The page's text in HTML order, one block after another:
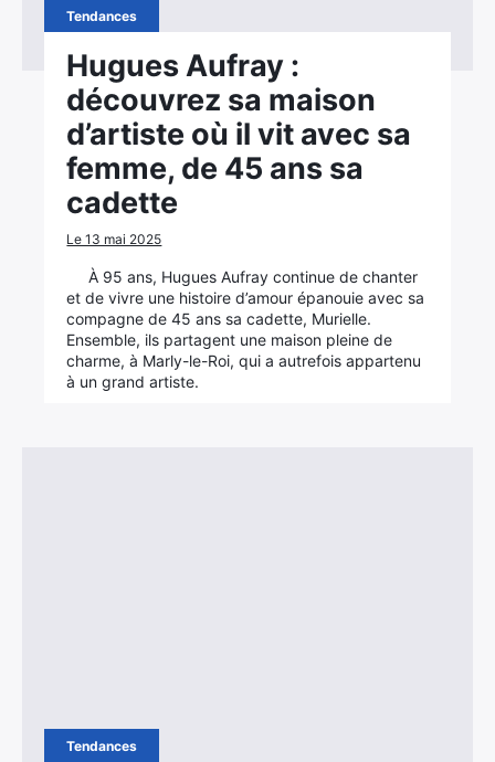
Tendances
Hugues Aufray :
découvrez sa maison
d’artiste où il vit avec sa
femme, de 45 ans sa
cadette
Le 13 mai 2025
À 95 ans, Hugues Aufray continue de chanter
et de vivre une histoire d’amour épanouie avec sa
compagne de 45 ans sa cadette, Murielle.
Ensemble, ils partagent une maison pleine de
charme, à Marly-le-Roi, qui a autrefois appartenu
à un grand artiste.
Tendances